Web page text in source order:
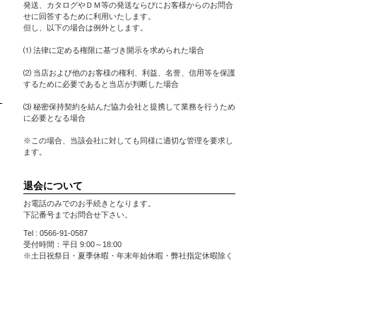
発送、カタログやＤＭ等の発送ならびにお客様からのお問合
せに回答するために利用いたします。
但し、以下の場合は例外とします。
⑴ 法律に定める権限に基づき開示を求められた場合
⑵ 当店および他のお客様の権利、利益、名誉、信用等を保護
するために必要であると当店が判断した場合
⑶ 秘密保持契約を結んだ協力会社と提携して業務を行うため
に必要となる場合
※この場合、当該会社に対しても同様に適切な管理を要求し
ます。
退会について
お電話のみでのお手続きとなります。
下記番号までお問合せ下さい。
Tel : 0566-91-0587
受付時間：平日 9:00～18:00
※土日祝祭日・夏季休暇・年末年始休暇・弊社指定休暇除く